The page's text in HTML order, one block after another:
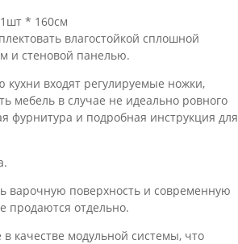
* 160см
влагостойкой сплошной
и стеновой панелью.
входят регулируемые ножки,
мебель в случае не идеально ровного
фурнитура и подробная инструкция для
варочную поверхность и современную
продаются отдельно.
качестве модульной системы, что